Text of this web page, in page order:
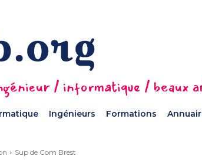
/ informatique / beaux
Ingénieurs Formations
Sup de Com Brest